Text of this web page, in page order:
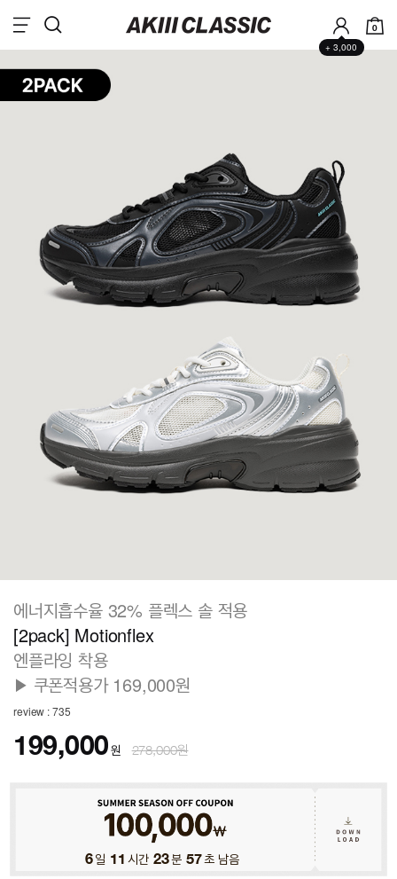
+ 3,000
0
에너지흡수율 32% 플렉스 솔 적용
[2pack] Motionflex
엔플라잉 착용
▶ 쿠폰적용가 169,000원
review : 735
199,000원 278,000원
6일 11 시간 23분 54초 남음